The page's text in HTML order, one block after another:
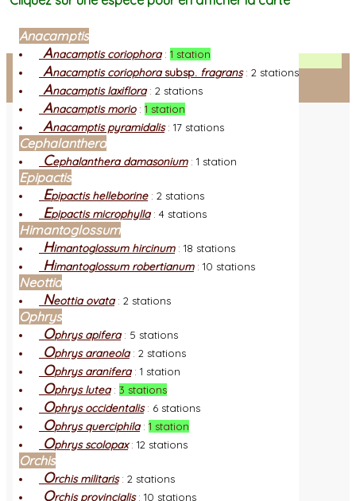
Facebook
Connexion adhérent
Anacamptis
Anacamptis coriophora: 1 station
Anacamptis coriophorasubsp. fragrans: 2 stations
Anacamptis laxiflora: 2 stations
Anacamptis morio: 1 station
Anacamptis pyramidalis: 17 stations
Cephalanthera
Cephalanthera damasonium: 1 station
Epipactis
Epipactis helleborine: 2 stations
Epipactis microphylla: 4 stations
Himantoglossum
Himantoglossum hircinum: 18 stations
Himantoglossum robertianum: 10 stations
Neottia
Neottia ovata: 2 stations
Ophrys
Ophrys apifera: 5 stations
Ophrys araneola: 2 stations
Ophrys aranifera: 1 station
Ophrys lutea: 3 stations
Ophrys occidentalis: 6 stations
Ophrys querciphila: 1 station
Ophrys scolopax: 12 stations
Orchis
Orchis militaris: 2 stations
Orchis provincialis: 10 stations